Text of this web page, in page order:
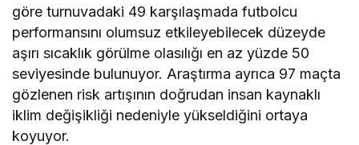
göre turnuvadaki 49 karşılaşmada futbolcu
performansını olumsuz etkileyebilecek düzeyde
aşırı sıcaklık görülme olasılığı en az yüzde 50
seviyesinde bulunuyor. Araştırma ayrıca 97 maçta
gözlenen risk artışının doğrudan insan kaynaklı
iklim değişikliği nedeniyle yükseldiğini ortaya
koyuyor.